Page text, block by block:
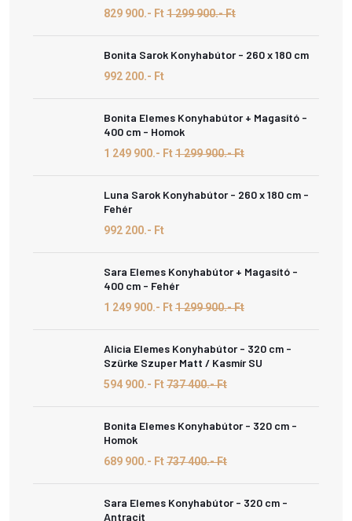
829 900.- Ft1 299 900.- Ft
Bonita Sarok Konyhabútor - 260 x 180 cm
992 200.- Ft
Bonita Elemes Konyhabútor + Magasító -
400 cm - Homok
1 249 900.- Ft1 299 900.- Ft
Luna Sarok Konyhabútor - 260 x 180 cm -
Fehér
992 200.- Ft
Sara Elemes Konyhabútor + Magasító -
400 cm - Fehér
1 249 900.- Ft1 299 900.- Ft
Alicia Elemes Konyhabútor - 320 cm -
Szürke Szuper Matt / Kasmír SU
594 900.- Ft737 400.- Ft
Bonita Elemes Konyhabútor - 320 cm -
Homok
689 900.- Ft737 400.- Ft
Sara Elemes Konyhabútor - 320 cm -
Antracit